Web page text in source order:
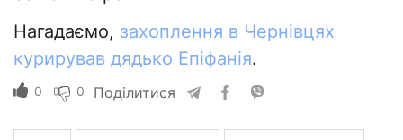
Нагадаємо, захоплення в Чернівцях
курирував дядько Епіфанія.
0 0 Поділитися